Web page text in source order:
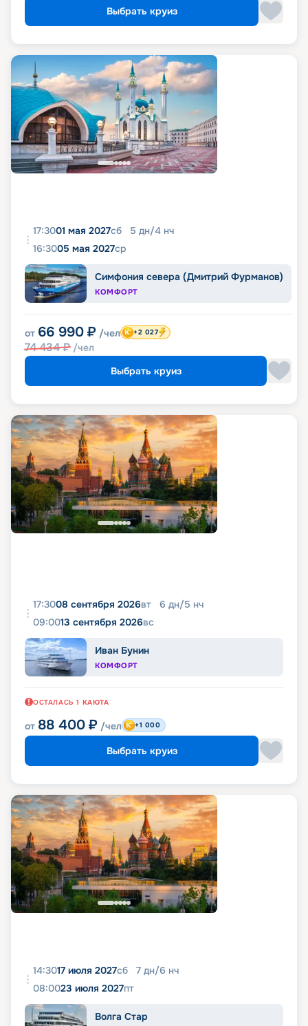
Выбрать круиз
17:3001 мая 2027сб 5 дн/4 нч
16:3005 мая 2027ср
Симфония севера (Дмитрий Фурманов)
КОМФОРТ
от 66 990 ₽ /чел
74 434₽ /чел
+2 027
Выбрать круиз
17:3008 сентября 2026вт 6 дн/5 нч
09:0013 сентября 2026вс
Иван Бунин
КОМФОРТ
ОСТАЛАСЬ 1 КАЮТА
от 88 400 ₽ /чел +1 000
Выбрать круиз
14:3017 июля 2027сб 7 дн/6 нч
08:0023 июля 2027пт
Волга Стар